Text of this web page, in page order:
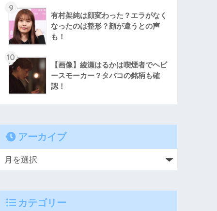
9
有村架純は顔変わった？エラがなく
なったのは整形？顔が違うとの声
も！
10
【画像】綾瀬はるかは喫煙者でヘビ
ースモーカー？タバコの銘柄も確
認！
アーカイブ
カテゴリー